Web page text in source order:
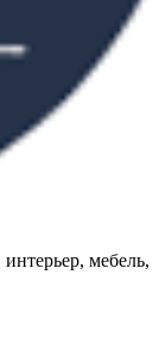
мебель,